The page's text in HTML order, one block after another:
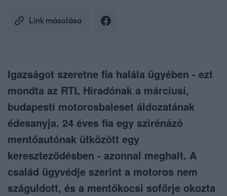
Link másolása
Igazságot szeretne fia halála ügyében - ezt
mondta az RTL Híradónak a márciusi,
budapesti motorosbaleset áldozatának
édesanyja. 24 éves fia egy szirénázó
mentőautónak ütközött egy
kereszteződésben - azonnal meghalt. A
család ügyvédje szerint a motoros nem
száguldott, és a mentőkocsi sofőrje okozta